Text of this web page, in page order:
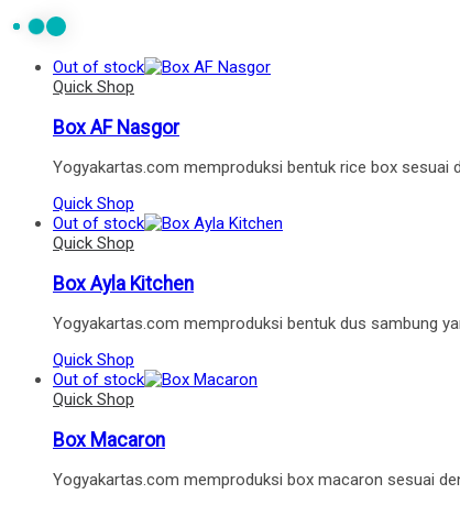
Out of stock
Quick Shop
Box AF Nasgor
Yogyakartas.com memproduksi bentuk rice box sesuai
Quick Shop
Out of stock
Quick Shop
Box Ayla Kitchen
Yogyakartas.com memproduksi bentuk dus sambung
Quick Shop
Out of stock
Quick Shop
Box Macaron
Yogyakartas.com memproduksi box macaron sesuai